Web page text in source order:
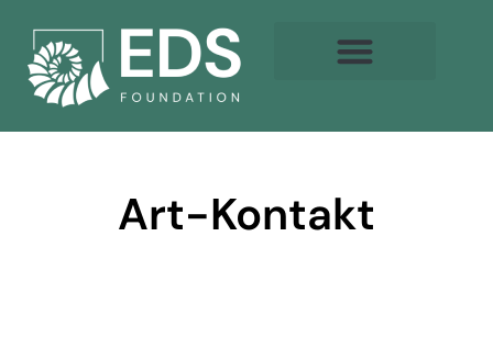
Art-Kontakt